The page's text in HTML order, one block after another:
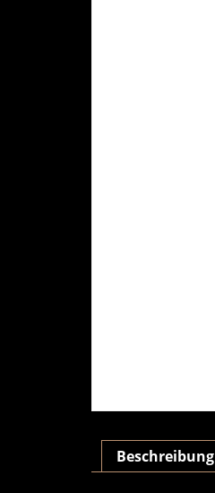
Beschreibung